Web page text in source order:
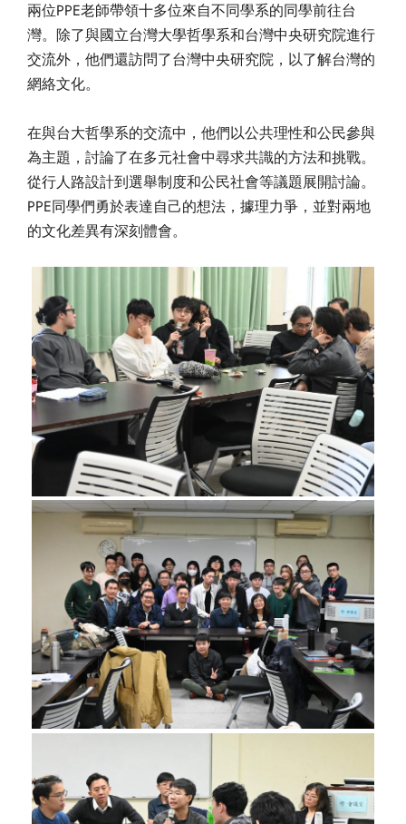
兩位PPE老師帶領十多位來自不同學系的同學前往台
灣。除了與國立台灣大學哲學系和台灣中央研究院進行
交流外，他們還訪問了台灣中央研究院，以了解台灣的
網絡文化。
在與台大哲學系的交流中，他們以公共理性和公民參與
為主題，討論了在多元社會中尋求共識的方法和挑戰。
從行人路設計到選舉制度和公民社會等議題展開討論。
PPE同學們勇於表達自己的想法，據理力爭，並對兩地
的文化差異有深刻體會。